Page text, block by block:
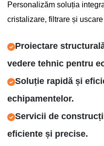
Personalizăm soluția
cristalizare, filtrare și
Proiectare
vedere tehnic pentru
Soluție rapidă și
echipamentelor.
Servicii de
eficiente și precise.